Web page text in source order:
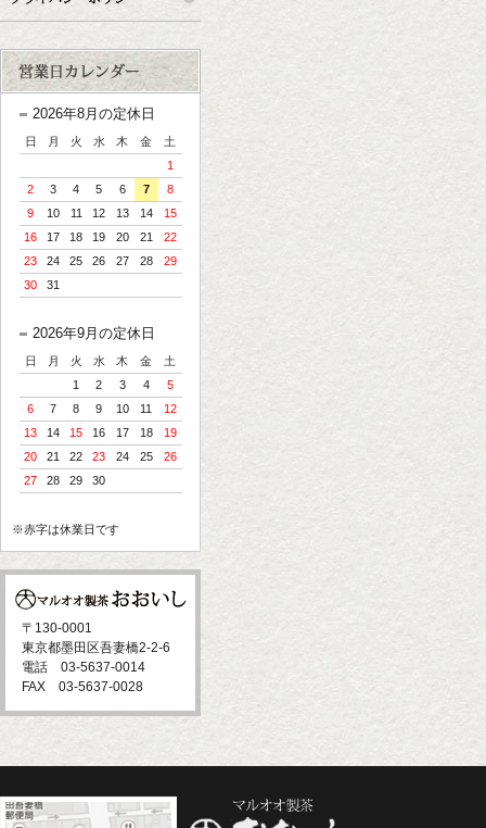
2026年8月の定休日
日 月 火 水 木 金
土
1
2
3 4 5 6 7
8
9
10 11 12 13 14
15
16
17 18 19 20 21
22
23
24 25 26 27 28
29
30
31
2026年9月の定休日
日 月 火 水 木 金
土
1
2 3 4
5
6
7 8 9 10 11
12
13
14 15 16 17 18
19
20
21 22 23 24 25
26
27
28 29 30
※赤字は休業日です
〒130-0001
東京都墨田区吾妻橋2-2-6
電話 03-5637-0014
FAX 03-5637-0028